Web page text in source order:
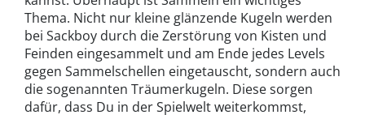
Thema. Nicht nur kleine glänzende Kugeln werden
bei Sackboy durch die Zerstörung von Kisten und
Feinden eingesammelt und am Ende jedes Levels
gegen Sammelschellen eingetauscht, sondern auch
die sogenannten Träumerkugeln. Diese sorgen
dafür, dass Du in der Spielwelt weiterkommst,